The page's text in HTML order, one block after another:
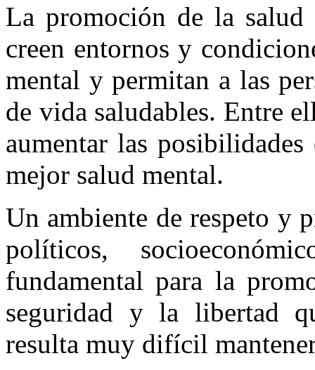
La promoción de la salud
creen entornos y
mental y permitan a las
de vida saludables. Entre
aumentar las
mejor salud mental.
Un ambiente de respeto y
políticos,
fundamental para la
seguridad y la libertad
resulta muy difícil